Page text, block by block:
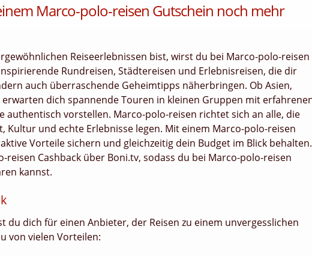
Marco-polo-reisen Gutschein noch mehr
Reiseerlebnissen bist, wirst du bei Marco-polo-reisen
Rundreisen, Städtereisen und Erlebnisreisen, die dir
auch überraschende Geheimtipps näherbringen. Ob Asien,
dich spannende Touren in kleinen Gruppen mit
authentisch vorstellen. Marco-polo-reisen richtet sich an alle, die
Kultur und echte Erlebnisse legen. Mit einem Marco-polo-reisen
Vorteile sichern und gleichzeitig dein Budget im Blick behalten.
reisen Cashback über Boni.tv, sodass du bei Marco-polo-reisen
kannst.
du dich für einen Anbieter, der Reisen zu einem unvergesslichen
von vielen Vorteilen: